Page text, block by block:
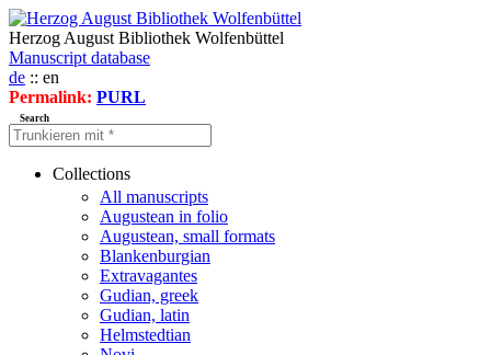
Herzog August Bibliothek Wolfenbüttel
Manuscript database
de :: en
Permalink: PURL
Search
Collections
All manuscripts
Augustean in folio
Augustean, small formats
Blankenburgian
Extravagantes
Gudian, greek
Gudian, latin
Helmstedtian